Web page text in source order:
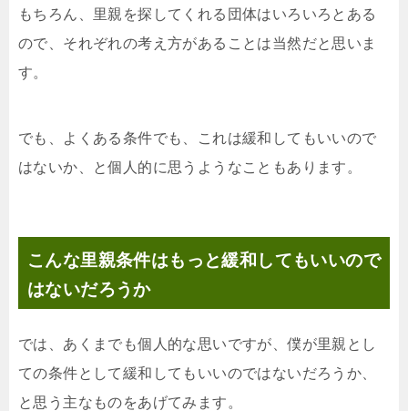
もちろん、里親を探してくれる団体はいろいろとある
ので、それぞれの考え方があることは当然だと思いま
す。
でも、よくある条件でも、これは緩和してもいいので
はないか、と個人的に思うようなこともあります。
こんな里親条件はもっと緩和してもいいので
はないだろうか
では、あくまでも個人的な思いですが、僕が里親とし
ての条件として緩和してもいいのではないだろうか、
と思う主なものをあげてみます。